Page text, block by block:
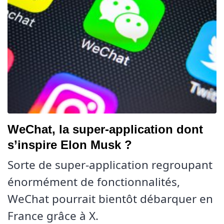
WeChat, la super-application dont
s’inspire Elon Musk ?
Sorte de super-application regroupant
énormément de fonctionnalités,
WeChat pourrait bientôt débarquer en
France grâce à X.